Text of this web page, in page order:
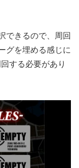
できるので、周回
グを埋める感じに
する必要があり